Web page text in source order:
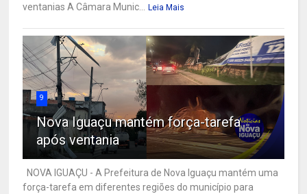
ventanias A Câmara Munic...
Leia Mais
9
Nova Iguaçu mantém força-tarefa
após ventania
NOVA IGUAÇU - A Prefeitura de Nova Iguaçu mantém uma
força-tarefa em diferentes regiões do município para